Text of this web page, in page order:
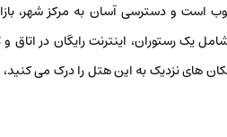
و دسترسی آسان به مرکز شهر،
یک رستوران، اینترنت رایگان در اتاق و
های نزدیک به این هتل را درک می